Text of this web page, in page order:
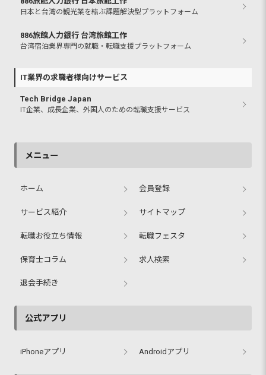
日本と台湾の観光業を結ぶ課題解決型プラットフォーム
886旅館人力銀行 台湾旅館工作
台湾宿泊業界専門の就職・転職支援プラットフォーム
IT業界の求職者様向けサービス
Tech Bridge Japan
IT企業、成長企業、外国人のための転職支援サービス
メニュー
ホーム 会員登録
サービス紹介 サイトマップ
転職お役立ち情報 転職フェスタ
保育士コラム 求人検索
退会手続き
公式アプリ
iPhoneアプリ Androidアプリ